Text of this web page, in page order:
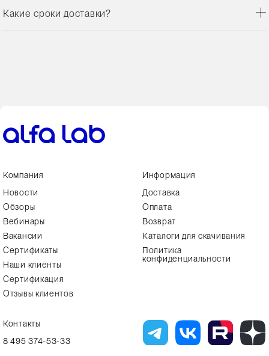
Какие сроки доставки?
Компания
Новости
Обзоры
Вебинары
Вакансии
Сертификаты
Наши клиенты
Сертификация
Отзывы клиентов
Информация
Доставка
Оплата
Возврат
Каталоги для скачивания
Политика
конфиденциальности
Контакты
8 495 374-53-33